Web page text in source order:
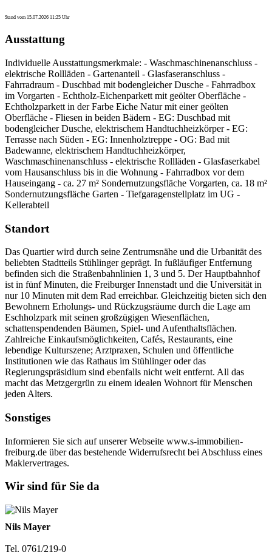
Stand vom 15.07.2026 11:25 Uhr
Ausstattung
Individuelle Ausstattungsmerkmale: - Waschmaschinenanschluss -
elektrische Rollläden - Gartenanteil - Glasfaseranschluss -
Fahrradraum - Duschbad mit bodengleicher Dusche - Fahrradbox
im Vorgarten - Echtholz-Eichenparkett mit geölter Oberfläche -
Echtholzparkett in der Farbe Eiche Natur mit einer geölten
Oberfläche - Fliesen in beiden Bädern - EG: Duschbad mit
bodengleicher Dusche, elektrischem Handtuchheizkörper - EG:
Terrasse nach Süden - EG: Innenholztreppe - OG: Bad mit
Badewanne, elektrischem Handtuchheizkörper,
Waschmaschinenanschluss - elektrische Rollläden - Glasfaserkabel
vom Hausanschluss bis in die Wohnung - Fahrradbox vor dem
Hauseingang - ca. 27 m² Sondernutzungsfläche Vorgarten, ca. 18 m²
Sondernutzungsfläche Garten - Tiefgaragenstellplatz im UG -
Kellerabteil
Standort
Das Quartier wird durch seine Zentrumsnähe und die Urbanität des
beliebten Stadtteils Stühlinger geprägt. In fußläufiger Entfernung
befinden sich die Straßenbahnlinien 1, 3 und 5. Der Hauptbahnhof
ist in fünf Minuten, die Freiburger Innenstadt und die Universität in
nur 10 Minuten mit dem Rad erreichbar. Gleichzeitig bieten sich den
Bewohnern Erholungs- und Rückzugsräume durch die Lage am
Eschholzpark mit seinen großzügigen Wiesenflächen,
schattenspendenden Bäumen, Spiel- und Aufenthaltsflächen.
Zahlreiche Einkaufsmöglichkeiten, Cafés, Restaurants, eine
lebendige Kulturszene; Arztpraxen, Schulen und öffentliche
Institutionen wie das Rathaus im Stühlinger oder das
Regierungspräsidium sind ebenfalls nicht weit entfernt. All das
macht das Metzgergrün zu einem idealen Wohnort für Menschen
jeden Alters.
Sonstiges
Informieren Sie sich auf unserer Webseite www.s-immobilien-
freiburg.de über das bestehende Widerrufsrecht bei Abschluss eines
Maklervertrages.
Wir sind für Sie da
Nils Mayer
Tel. 0761/219-0